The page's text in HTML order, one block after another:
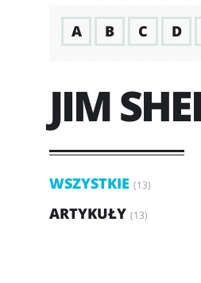
A B C D
JIM
WSZYSTKIE (13)
ARTYKUŁY (13)